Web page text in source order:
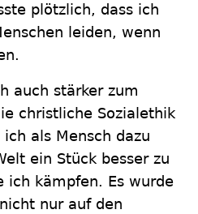
plötzlich, dass ich
leiden, wenn
auch stärker zum
christliche Sozialethik
als Mensch dazu
ein Stück besser zu
ich kämpfen. Es wurde
nur auf den